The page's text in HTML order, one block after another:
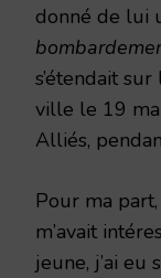
donné de lui
s’étendait
ville le 19
Alliés,
Pour ma
m’avait
jeune, j’ai eu